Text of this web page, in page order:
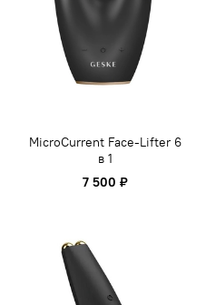
MicroCurrent Face-Lifter 6
в 1
7 500 ₽